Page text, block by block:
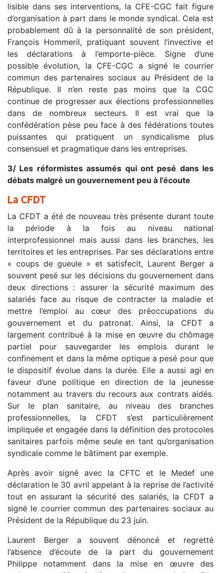
lisible dans ses interventions, la CFE-CGC fait figure
d’organisation à part dans le monde syndical. Cela est
probablement dû à la personnalité de son président,
François Hommeril, pratiquant souvent l’invective et
les déclarations à l’emporte-pièce. Signe d’une
possible évolution, la CFE-CGC a signé le courrier
commun des partenaires sociaux au Président de la
République. Il n’en reste pas moins que la CGC
continue de progresser aux élections professionnelles
dans de nombreux secteurs. Il est vrai que la
confédération pèse peu face à des fédérations toutes
puissantes qui pratiquent un syndicalisme plus
consensuel et pragmatique dans les entreprises.
3/ Les réformistes assumés qui ont pesé dans les
débats malgré un gouvernement peu à l’écoute
La CFDT
La CFDT a été de nouveau très présente durant toute
la période à la fois au niveau national
interprofessionnel mais aussi dans les branches, les
territoires et les entreprises. Par ses déclarations entre
« coups de gueule » et satisfecit, Laurent Berger a
souvent pesé sur les décisions du gouvernement dans
deux directions : assurer la sécurité maximum des
salariés face au risque de contracter la maladie et
mettre l’emploi au cœur des préoccupations du
gouvernement et du patronat. Ainsi, la CFDT a
largement contribué à la mise en œuvre du chômage
partiel pour sauvegarder les emplois durant le
confinement et dans la même optique a pesé pour que
le dispositif évolue dans la durée. Elle a aussi agi en
faveur d’une politique en direction de la jeunesse
notamment au travers du recours aux contrats aidés.
Sur le plan sanitaire, au niveau des branches
professionnelles, la CFDT s’est particulièrement
impliquée et engagée dans la définition des protocoles
sanitaires parfois même seule en tant qu’organisation
syndicale comme le bâtiment par exemple.
Après avoir signé avec la CFTC et le Medef une
déclaration le 30 avril appelant à la reprise de l’activité
tout en assurant la sécurité des salariés, la CFDT a
signé le courrier commun des partenaires sociaux au
Président de la République du 23 juin.
Laurent Berger a souvent dénoncé et regretté
l’absence d’écoute de la part du gouvernement
Philippe notamment dans la mise en œuvre des